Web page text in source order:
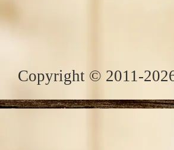
Copyright © 2011-